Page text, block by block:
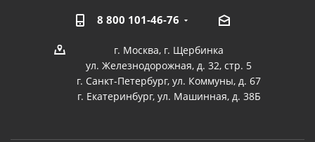
8 800 101-46-76
г. Москва, г. Щербинка
ул. Железнодорожная, д. 32, стр. 5
г. Санкт-Петербург, ул. Коммуны, д. 67
г. Екатеринбург, ул. Машинная, д. 38Б